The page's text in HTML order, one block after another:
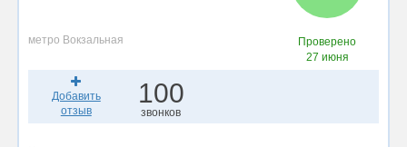
метро Вокзальная
Проверено
27 июня
Добавить
отзыв
100
звонков